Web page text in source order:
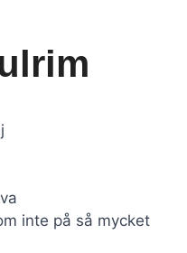
inte på så mycket